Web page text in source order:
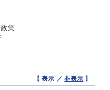
策
【 表示 ／非表示 】